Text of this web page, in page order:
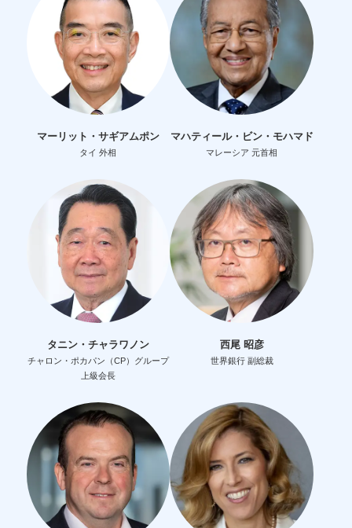
マーリット・サギアムポン
タイ 外相
マハティール・ビン・モハマド
マレーシア 元首相
タニン・チャラワノン
チャロン・ポカパン（CP）グループ
上級会長
西尾 昭彦
世界銀行 副総裁